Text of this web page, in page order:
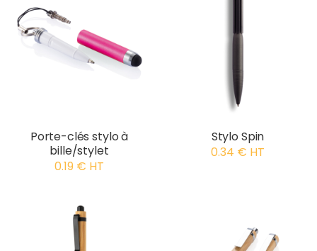
Porte-clés stylo à
bille/stylet
0.19 € HT
Stylo Spin
0.34 € HT